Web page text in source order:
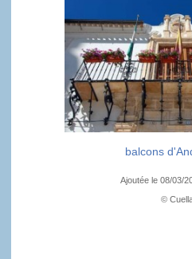
balcons
Ajoutée le 08/03/
©